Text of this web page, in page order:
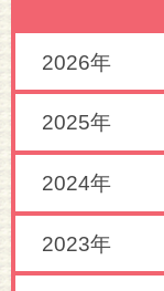
2026年
2025年
2024年
2023年